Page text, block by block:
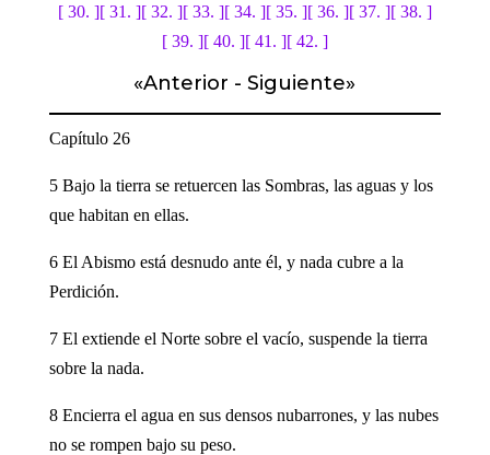
[ 30. ][ 31. ][ 32. ][ 33. ][ 34. ][ 35. ][ 36. ][ 37. ][ 38. ]
[ 39. ][ 40. ][ 41. ][ 42. ]
«Anterior -Siguiente»
Capítulo 26
5 Bajo la tierra se retuercen las Sombras, las aguas y los
que habitan en ellas.
6 El Abismo está desnudo ante él, y nada cubre a la
Perdición.
7 El extiende el Norte sobre el vacío, suspende la tierra
sobre la nada.
8 Encierra el agua en sus densos nubarrones, y las nubes
no se rompen bajo su peso.